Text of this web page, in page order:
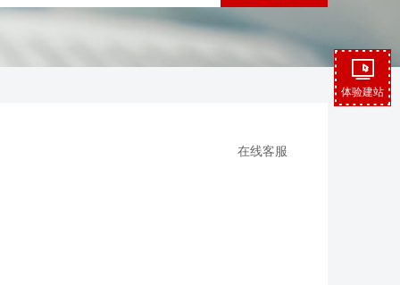
在线客服
体验建站